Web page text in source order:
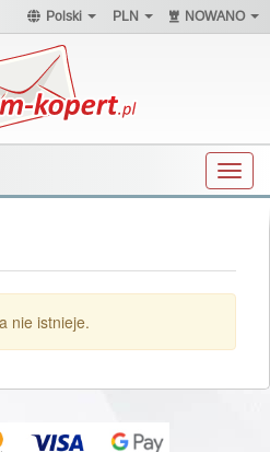
Polski PLN NOWANO
nie istnieje.